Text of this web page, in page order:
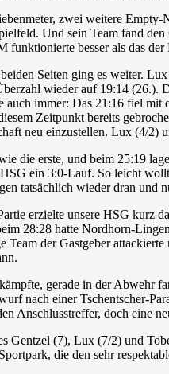
zwei weitere
Und sein Team fand
funktionierte besser als das
Seiten ging es weiter.
wieder auf 19:14 (26.).
auch immer: Das 21:16 fiel
Zeitpunkt bereits
neu einzustellen. Lux (4/2)
die erste, und beim 25:19
ein 3:0-Lauf. So leicht
tatsächlich wieder dran und
erzielte unsere HSG kurz
28:28 hatte Nordhorn-
Team der Gastgeber
gerade in der Abwehr
nach einer Tschentscher-
Anschlusstreffer, doch eine
Gentzel (7), Lux (7/2) und
die den sehr